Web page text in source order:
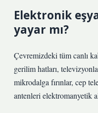
Elektronik
yayar mı?
Çevremizdeki tüm canlı
gerilim hatları,
mikrodalga fırınlar, cep
antenleri elektromanyetik